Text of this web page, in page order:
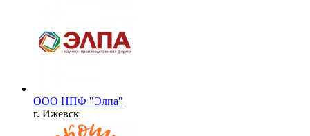
ООО НПФ "Элпа"
г. Ижевск